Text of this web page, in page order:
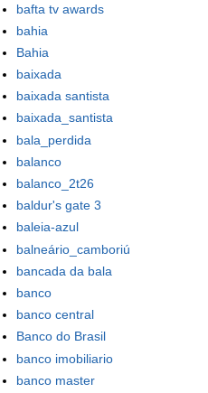
bafta tv awards
bahia
Bahia
baixada
baixada santista
baixada_santista
bala_perdida
balanco
balanco_2t26
baldur's gate 3
baleia-azul
balneário_camboriú
bancada da bala
banco
banco central
Banco do Brasil
banco imobiliario
banco master